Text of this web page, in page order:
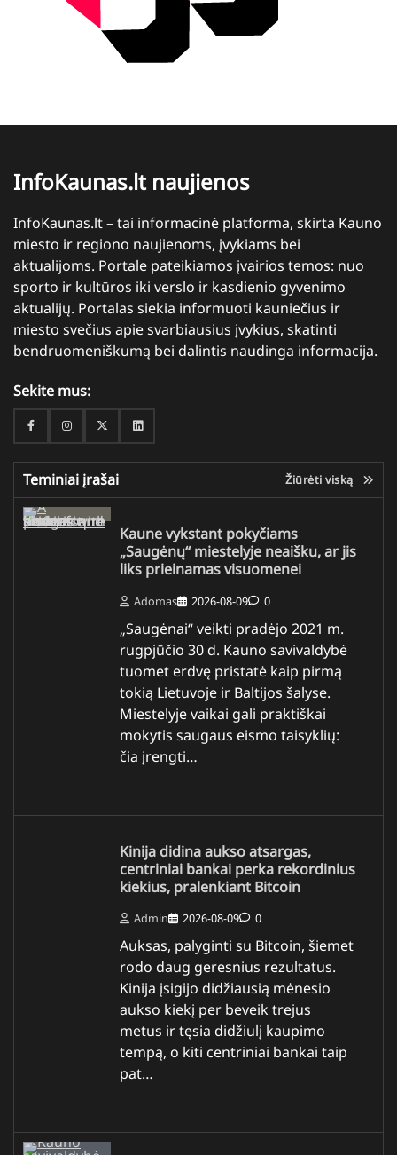
InfoKaunas.lt naujienos
InfoKaunas.lt – tai informacinė platforma, skirta Kauno
miesto ir regiono naujienoms, įvykiams bei
aktualijoms. Portale pateikiamos įvairios temos: nuo
sporto ir kultūros iki verslo ir kasdienio gyvenimo
aktualijų. Portalas siekia informuoti kauniečius ir
miesto svečius apie svarbiausius įvykius, skatinti
bendruomeniškumą bei dalintis naudinga informacija.
Sekite mus:
FacebookInstagramTwitterLinkedin
Teminiai įrašai Žiūrėti viską
Kaune vykstant pokyčiams
„Saugėnų“ miestelyje neaišku, ar jis
liks prieinamas visuomenei
Adomas 2026-08-09 0
„Saugėnai“ veikti pradėjo 2021 m.
rugpjūčio 30 d. Kauno savivaldybė
tuomet erdvę pristatė kaip pirmą
tokią Lietuvoje ir Baltijos šalyse.
Miestelyje vaikai gali praktiškai
mokytis saugaus eismo taisyklių:
čia įrengti…
Kinija didina aukso atsargas,
centriniai bankai perka rekordinius
kiekius, pralenkiant Bitcoin
Admin 2026-08-09 0
Auksas, palyginti su Bitcoin, šiemet
rodo daug geresnius rezultatus.
Kinija įsigijo didžiausią mėnesio
aukso kiekį per beveik trejus
metus ir tęsia didžiulį kaupimo
tempą, o kiti centriniai bankai taip
pat…